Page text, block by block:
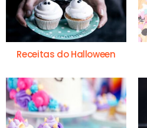
Receitas do Halloween